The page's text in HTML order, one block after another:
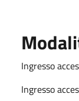
Ingresso
Ingresso